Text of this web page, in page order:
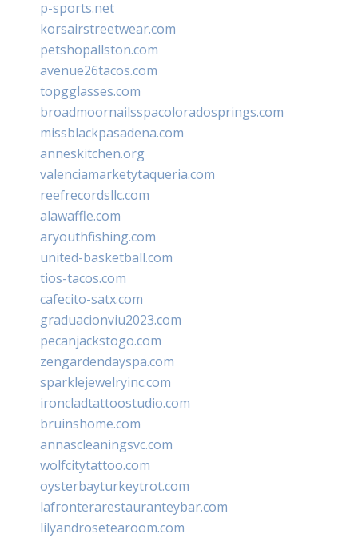
p-sports.net
korsairstreetwear.com
petshopallston.com
avenue26tacos.com
topgglasses.com
broadmoornailsspacoloradosprings.com
missblackpasadena.com
anneskitchen.org
valenciamarketytaqueria.com
reefrecordsllc.com
alawaffle.com
aryouthfishing.com
united-basketball.com
tios-tacos.com
cafecito-satx.com
graduacionviu2023.com
pecanjackstogo.com
zengardendayspa.com
sparklejewelryinc.com
ironcladtattoostudio.com
bruinshome.com
annascleaningsvc.com
wolfcitytattoo.com
oysterbayturkeytrot.com
lafronterarestauranteybar.com
lilyandrosetearoom.com